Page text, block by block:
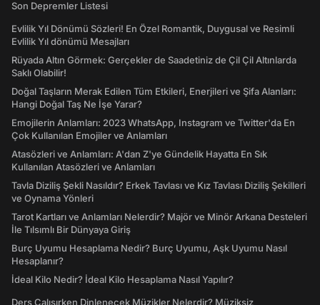
Son Depremler Listesi
Evlilik Yıl Dönümü Sözleri! En Özel Romantik, Duygusal ve Resimli
Evlilik Yıl dönümü Mesajları
Rüyada Altın Görmek: Gerçekler de Saadetiniz de Çil Çil Altınlarda
Saklı Olabilir!
Doğal Taşların Merak Edilen Tüm Etkileri, Enerjileri ve Şifa Alanları:
Hangi Doğal Taş Ne İşe Yarar?
Emojilerin Anlamları: 2023 WhatsApp, Instagram ve Twitter'da En
Çok Kullanılan Emojiler ve Anlamları
Atasözleri ve Anlamları: A'dan Z'ye Gündelik Hayatta En Sık
Kullanılan Atasözleri ve Anlamları
Tavla Diziliş Şekli Nasıldır? Erkek Tavlası ve Kız Tavlası Diziliş Şekilleri
ve Oynama Yönleri
Tarot Kartları ve Anlamları Nelerdir? Majör ve Minör Arkana Desteleri
İle Tılsımlı Bir Dünyaya Giriş
Burç Uyumu Hesaplama Nedir? Burç Uyumu, Aşk Uyumu Nasıl
Hesaplanır?
İdeal Kilo Nedir? İdeal Kilo Hesaplama Nasıl Yapılır?
Ders Çalışırken Dinlenecek Müzikler Nelerdir? Müziksiz